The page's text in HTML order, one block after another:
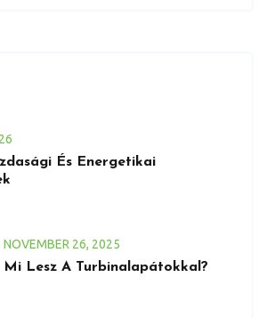
És Energetikai
NOVEMBER 26, 2025
Mi Lesz A Turbinalapátokkal?